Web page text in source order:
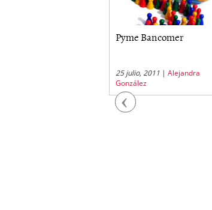
Previous
Pyme Bancomer
25 julio, 2011 | Alejandra
González